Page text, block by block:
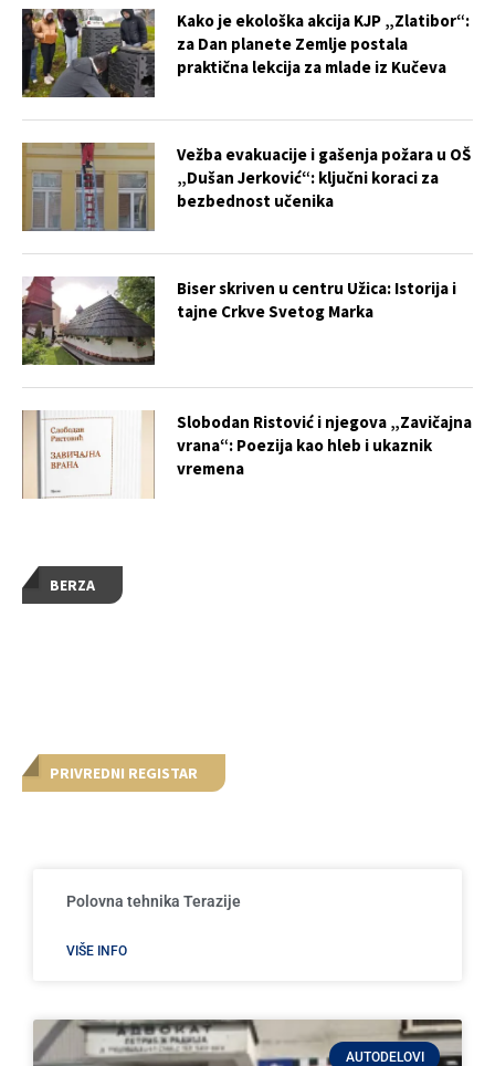
BERZA
PRIVREDNI REGISTAR
Polovna tehnika Terazije
VIŠE INFO
AUTODELOVI
Kako je ekološka akcija KJP „Zlatibor“:
za Dan planete Zemlje postala
praktična lekcija za mlade iz Kučeva
Vežba evakuacije i gašenja požara u OŠ
„Dušan Jerković“: ključni koraci za
bezbednost učenika
Biser skriven u centru Užica: Istorija i
tajne Crkve Svetog Marka
Slobodan Ristović i njegova „Zavičajna
vrana“: Poezija kao hleb i ukaznik
vremena